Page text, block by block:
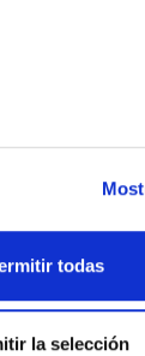
todas
la selección